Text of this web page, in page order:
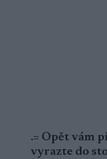
.= Opět vám
vyrazte do